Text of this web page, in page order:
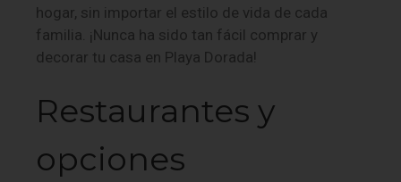
hogar, sin importar el estilo de vida de cada
familia. ¡Nunca ha sido tan fácil comprar y
decorar tu casa en Playa Dorada!
Restaurantes y
opciones